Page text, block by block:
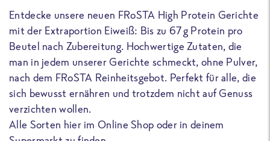
Entdecke unsere neuen FRoSTA High Protein Gerichte
mit der Extraportion Eiweiß: Bis zu 67 g Protein pro
Beutel nach Zubereitung. Hochwertige Zutaten, die
man in jedem unserer Gerichte schmeckt, ohne Pulver,
nach dem FRoSTA Reinheitsgebot. Perfekt für alle, die
sich bewusst ernähren und trotzdem nicht auf Genuss
verzichten wollen.
Alle Sorten hier im Online Shop oder in deinem